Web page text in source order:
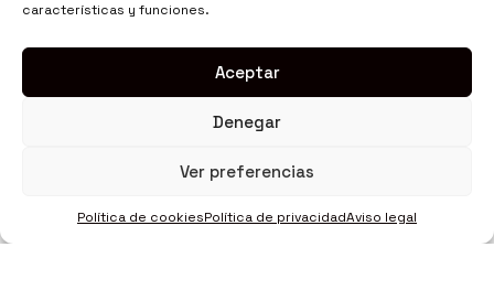
características y funciones.
Aceptar
Denegar
Ver preferencias
Política de cookiesPolítica de privacidadAviso legal